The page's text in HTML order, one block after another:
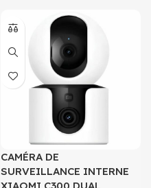
CAMÉRA DE
SURVEILLANCE INTERNE
XIAOMI C300 DUAL